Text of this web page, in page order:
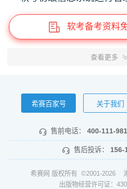
软考备考资料
查看更多
希赛百家号 关于我们
售前电话： 400-111-
售后投诉： 156-
希赛网 版权所有 ©2001-2026
出版物经营许可证：